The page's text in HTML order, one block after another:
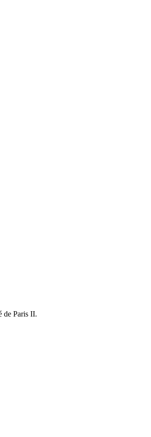
de Paris II.